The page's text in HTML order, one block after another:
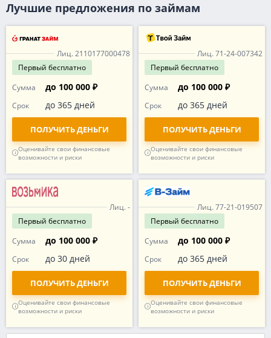
Лучшие предложения по займам
Лиц. 2110177000478
Первый бесплатно
Сумма
до 100 000 ₽
Срок до 365 дней
ПОЛУЧИТЬ ДЕНЬГИ
Оценивайте свои финансовые
возможности и риски
Лиц. 71-24-007342
Первый бесплатно
Сумма
до 100 000 ₽
Срок до 365 дней
ПОЛУЧИТЬ ДЕНЬГИ
Оценивайте свои финансовые
возможности и риски
Лиц. -
Первый бесплатно
Сумма
до 100 000 ₽
Срок до 30 дней
ПОЛУЧИТЬ ДЕНЬГИ
Оценивайте свои финансовые
возможности и риски
Лиц. 77-21-019507
Первый бесплатно
Сумма
до 100 000 ₽
Срок до 365 дней
ПОЛУЧИТЬ ДЕНЬГИ
Оценивайте свои финансовые
возможности и риски